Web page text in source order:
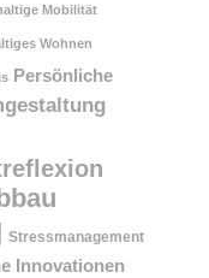
Mobilität
Wohnen
Persönliche
Stressmanagement
Innovationen